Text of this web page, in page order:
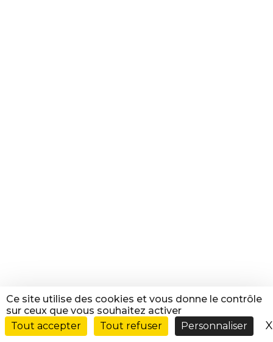
Ce site utilise des cookies et vous donne le contrôle
sur ceux que vous souhaitez activer
Tout accepter
Tout refuser Personnaliser X